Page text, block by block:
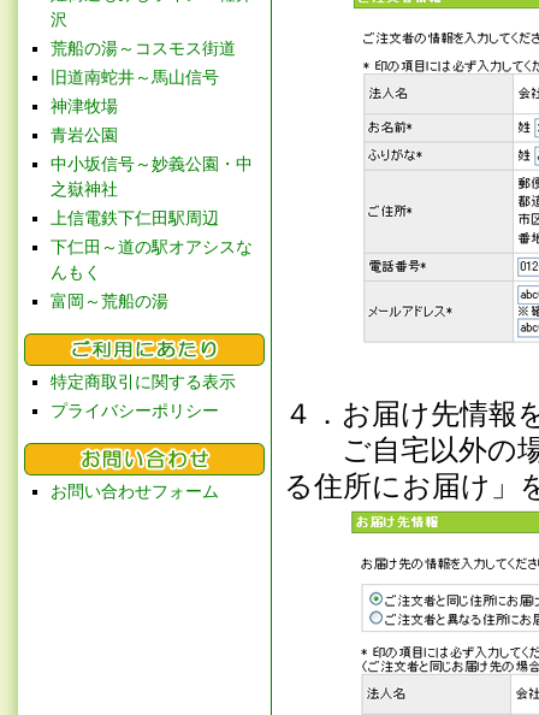
沢
荒船の湯～コスモス街道
旧道南蛇井～馬山信号
神津牧場
青岩公園
中小坂信号～妙義公園・中
之嶽神社
上信電鉄下仁田駅周辺
下仁田～道の駅オアシスな
んもく
富岡～荒船の湯
特定商取引に関する表示
プライバシーポリシー
お問い合わせフォーム
４．お届け先情報
ご自宅以外の場
る住所にお届け」